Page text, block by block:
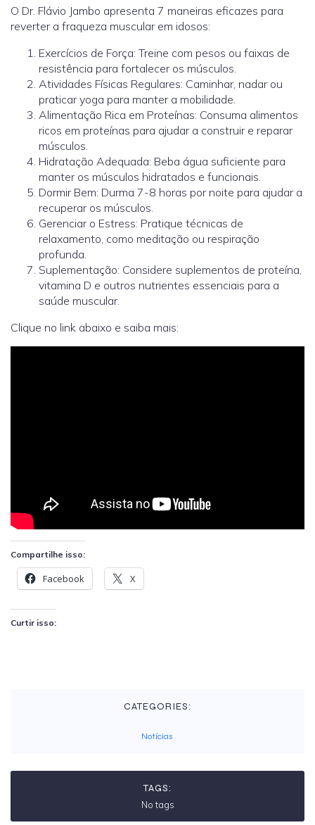
O Dr. Flávio Jambo apresenta 7 maneiras eficazes para
reverter a fraqueza muscular em idosos:
Exercícios de Força: Treine com pesos ou faixas de
resistência para fortalecer os músculos.
Atividades Físicas Regulares: Caminhar, nadar ou
praticar yoga para manter a mobilidade.
Alimentação Rica em Proteínas: Consuma alimentos
ricos em proteínas para ajudar a construir e reparar
músculos.
Hidratação Adequada: Beba água suficiente para
manter os músculos hidratados e funcionais.
Dormir Bem: Durma 7-8 horas por noite para ajudar a
recuperar os músculos.
Gerenciar o Estress: Pratique técnicas de
relaxamento, como meditação ou respiração
profunda.
Suplementação: Considere suplementos de proteína,
vitamina D e outros nutrientes essenciais para a
saúde muscular.
Clique no link abaixo e saiba mais:
Compartilhe isso:
Facebook X
Curtir isso:
CATEGORIES:
Notícias
TAGS:
No tags